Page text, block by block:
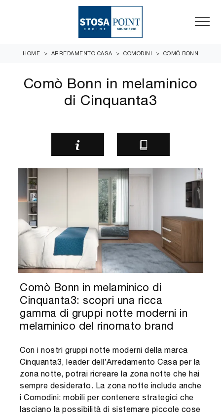
HOME > ARREDAMENTO CASA > COMODINI > COMÒ BONN
Comò Bonn in melaminico
di Cinquanta3
Comò Bonn in melaminico di
Cinquanta3: scopri una ricca
gamma di gruppi notte moderni in
melaminico del rinomato brand
Con i nostri gruppi notte moderni della marca
Cinquanta3, leader dell’Arredamento Casa per la
zona notte, potrai ricreare la zona notte che hai
sempre desiderato. La zona notte include anche
i Comodini: mobili per contenere strategici che
lasciano la possibilità di sistemare piccole cose